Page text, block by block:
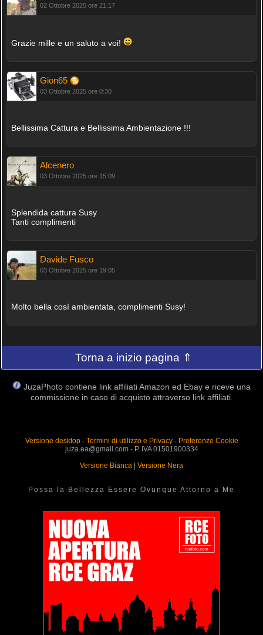
02 Ottobre 2025 ore 21:17
Grazie mille e un saluto a voi!
Gion65
03 Ottobre 2025 ore 0:30
Bellissima Cattura e Bellissima Ambientazione !!!
Alcenero
03 Ottobre 2025 ore 15:09
Splendida cattura Susy
Tanti complimenti
Davide Fusco
03 Ottobre 2025 ore 19:05
Molto bella così ambientata, complimenti Susy!
Torna a inizio pagina ⇑
JuzaPhoto contiene link affiliati Amazon ed Ebay e riceve una
commissione in caso di acquisto attraverso link affiliati.
Versione desktop- Termini di utilizzo e Privacy- Preferenze Cookie
juza.ea@gmail.com - P. IVA 01501900334
Versione Bianca
Versione Nera
Possa la Bellezza Essere Ovunque Attorno a Me